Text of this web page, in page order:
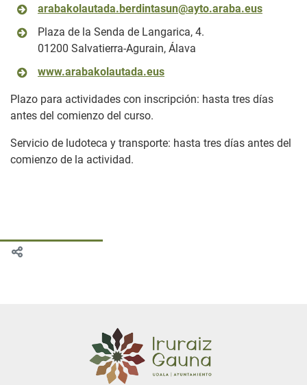
arabakolautada.berdintasun@ayto.araba.eus
Plaza de la Senda de Langarica, 4.
01200 Salvatierra-Agurain, Álava
www.arabakolautada.eus
Plazo para actividades con inscripción: hasta tres días
antes del comienzo del curso.
Servicio de ludoteca y transporte: hasta tres días antes del
comienzo de la actividad.